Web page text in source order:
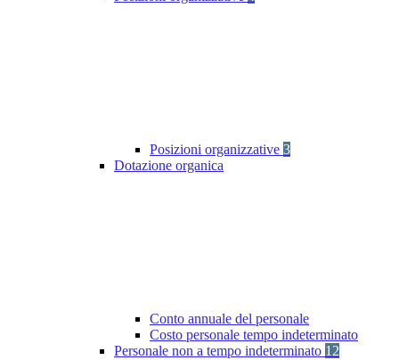
Posizioni organizzative 3
Dotazione organica
Conto annuale del personale
Costo personale tempo indeterminato
Personale non a tempo indeterminato 12